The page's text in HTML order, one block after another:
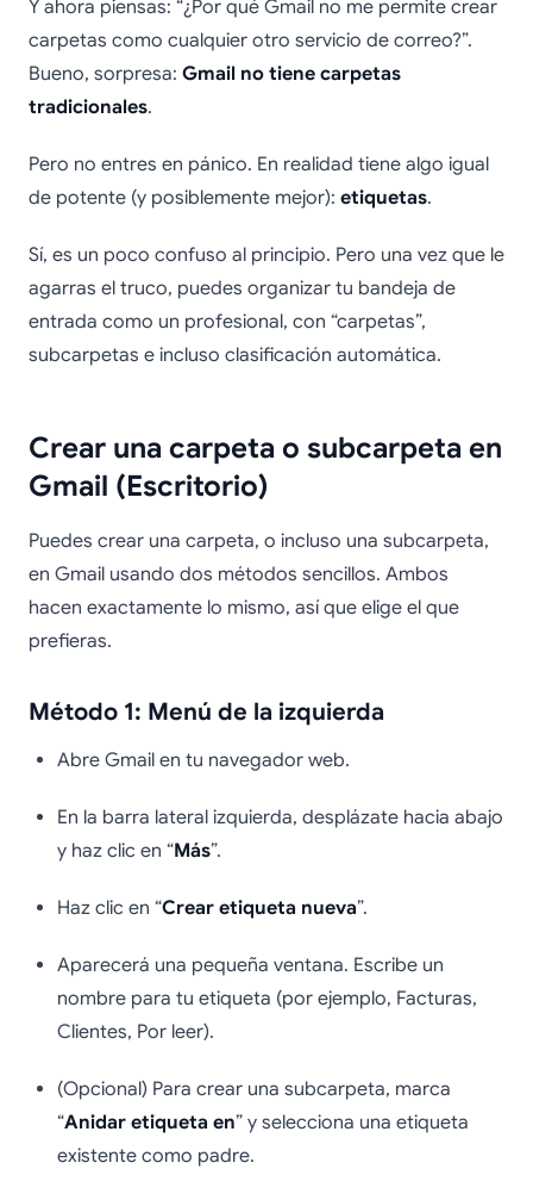
organizados (2025)
Y ahora piensas: “¿Por qué Gmail no me permite crear
carpetas como cualquier otro servicio de correo?”.
Bueno, sorpresa: Gmail no tiene carpetas
tradicionales.
Pero no entres en pánico. En realidad tiene algo igual
de potente (y posiblemente mejor): etiquetas.
Sí, es un poco confuso al principio. Pero una vez que le
agarras el truco, puedes organizar tu bandeja de
entrada como un profesional, con “carpetas”,
subcarpetas e incluso clasificación automática.
Crear una carpeta o subcarpeta en
Gmail (Escritorio)
Puedes crear una carpeta, o incluso una subcarpeta,
en Gmail usando dos métodos sencillos. Ambos
hacen exactamente lo mismo, así que elige el que
prefieras.
Método 1: Menú de la izquierda
Abre Gmail en tu navegador web.
En la barra lateral izquierda, desplázate hacia abajo
y haz clic en “Más”.
Haz clic en “Crear etiqueta nueva”.
Aparecerá una pequeña ventana. Escribe un
nombre para tu etiqueta (por ejemplo, Facturas,
Clientes, Por leer).
(Opcional) Para crear una subcarpeta, marca
“Anidar etiqueta en” y selecciona una etiqueta
existente como padre.